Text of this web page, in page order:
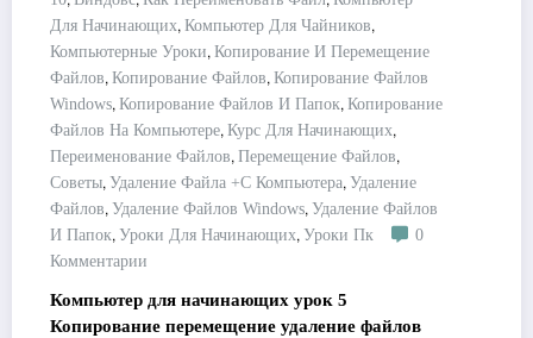
Для Начинающих, Компьютер Для Чайников,
Компьютерные Уроки, Копирование И Перемещение
Файлов, Копирование Файлов, Копирование Файлов
Windows, Копирование Файлов И Папок, Копирование
Файлов На Компьютере, Курс Для Начинающих,
Переименование Файлов, Перемещение Файлов,
Советы, Удаление Файла +с Компьютера, Удаление
Файлов, Удаление Файлов Windows, Удаление Файлов
И Папок, Уроки Для Начинающих, Уроки Пк
0
Комментарии
Компьютер для начинающих урок 5
Копирование перемещение удаление файлов